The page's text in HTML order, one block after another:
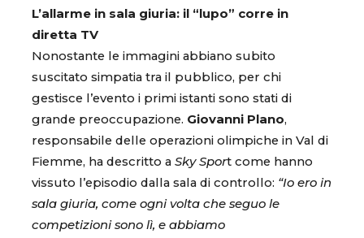
L’allarme in sala giuria: il “lupo” corre in
diretta TV
Nonostante le immagini abbiano subito
suscitato simpatia tra il pubblico, per chi
gestisce l’evento i primi istanti sono stati di
grande preoccupazione. Giovanni Plano,
responsabile delle operazioni olimpiche in Val di
Fiemme, ha descritto a Sky Sport come hanno
vissuto l’episodio dalla sala di controllo: “Io ero in
sala giuria, come ogni volta che seguo le
competizioni sono lì, e abbiamo